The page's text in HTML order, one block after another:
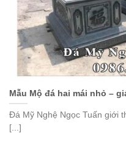
Mẫu Mộ đá hai mái nhỏ –
Đá Mỹ Nghệ Ngọc Tuấn giới
[...]